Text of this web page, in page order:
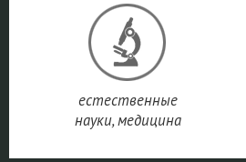
естественные
науки, медицина